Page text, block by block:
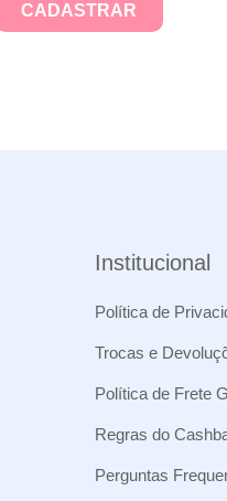
Institucional
Política de
Trocas e
Política de Frete
Regras do
Perguntas